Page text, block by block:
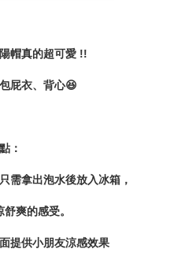
帽真的超可愛 !!
屁衣、背心😆
：
需拿出泡水後放入冰箱，
爽的感受。
提供小朋友涼感效果